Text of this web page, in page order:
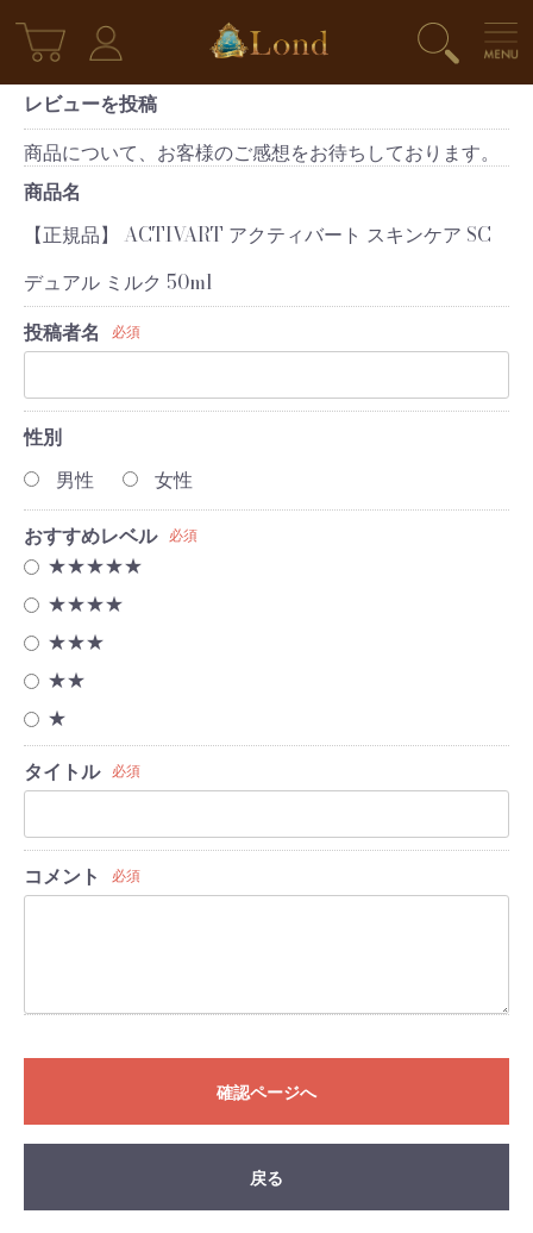
レビューを投稿
商品について、お客様のご感想をお待ちしております。
商品名
【正規品】 ACTIVART アクティバート スキンケア SC
デュアル ミルク 50ml
投稿者名
必須
性別
男性
女性
おすすめレベル 必須
★★★★★
★★★★
★★★
★★
★
タイトル 必須
コメント 必須
確認ページへ
戻る